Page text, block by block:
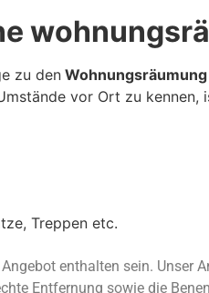
zu den
vor Ort zu
Treppen etc.
enthalten sein. Unser
Entfernung sowie die